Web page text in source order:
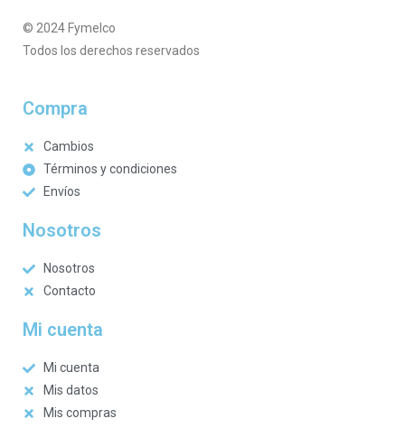
© 2024 Fymelco
Todos los derechos reservados
Compra
Cambios
Términos y condiciones
Envíos
Nosotros
Nosotros
Contacto
Mi cuenta
Mi cuenta
Mis datos
Mis compras